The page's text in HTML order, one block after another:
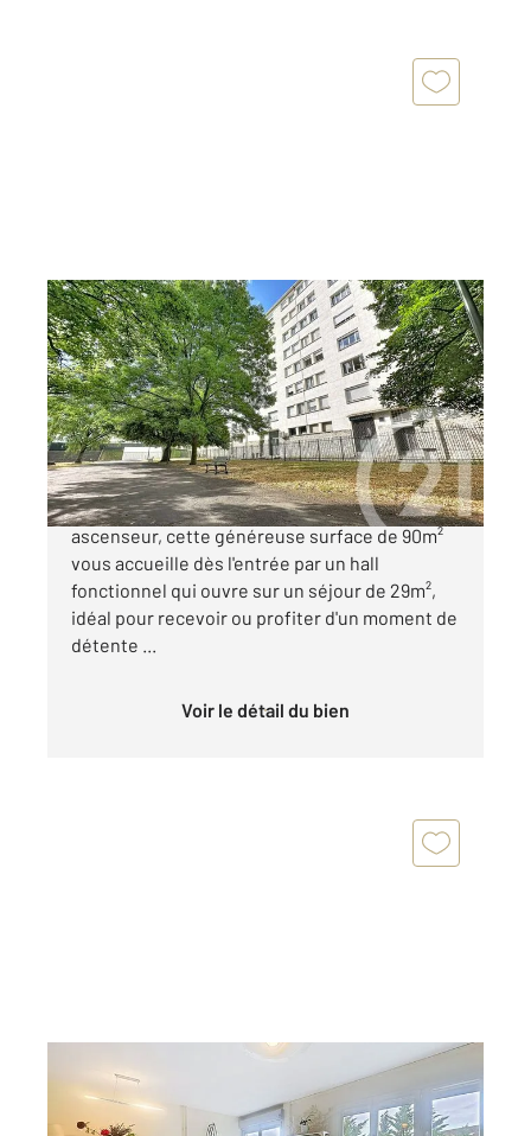
PERIGUEUX 24
89,63 m2, 5 pièces
Ref : 20845
Appartement F5 à vendre
175 000 €
Nichée au premier étage d'un immeuble avec
ascenseur, cette généreuse surface de 90m²
vous accueille dès l'entrée par un hall
fonctionnel qui ouvre sur un séjour de 29m²,
idéal pour recevoir ou profiter d'un moment de
détente ...
Voir le détail du bien
PERIGUEUX 24
91,35 m
Ref : 21345